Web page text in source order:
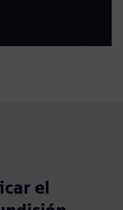
el